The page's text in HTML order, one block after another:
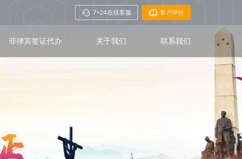
7*24在线客服 客户评价
菲律宾签证代办 关于我们 联系我们